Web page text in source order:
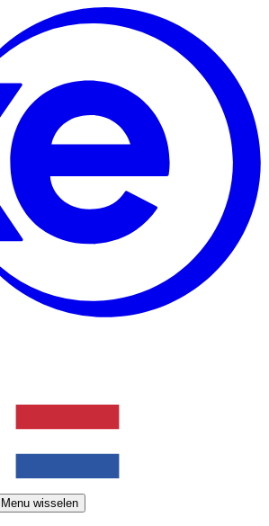
Menu wisselen